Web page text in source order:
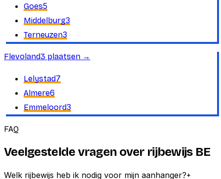
Goes5
Middelburg3
Terneuzen3
Flevoland3 plaatsen →
Lelystad7
Almere6
Emmeloord3
FAQ
Veelgestelde vragen over rijbewijs BE
Welk rijbewijs heb ik nodig voor mijn aanhanger?+